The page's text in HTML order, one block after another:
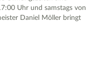
Uhr und samstags von
Daniel Möller bringt